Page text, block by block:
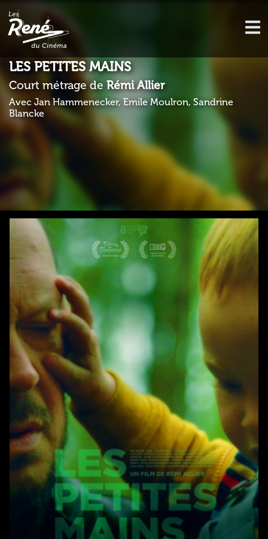
LES PETITES MAINS
Court métrage de Rémi Allier
Avec Jan Hammenecker, Emile Moulron, Sandrine
Blancke